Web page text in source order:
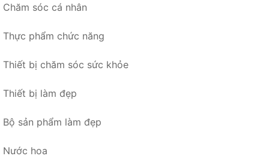
Chăm sóc cá nhân
Thực phẩm chức năng
Thiết bị chăm sóc sức khỏe
Thiết bị làm đẹp
Bộ sản phẩm làm đẹp
Nước hoa